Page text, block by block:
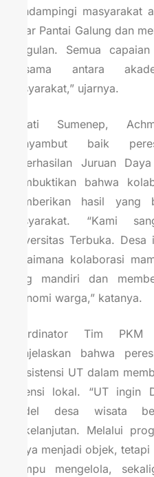
mendampingi
besar Pantai Galung dan
unggulan. Semua
bersama antara
masyarakat,” ujarnya.
Bupati Sumenep,
menyambut baik
keberhasilan Juruan
membuktikan bahwa
memberikan hasil yang
masyarakat. “Kami
Universitas Terbuka.
bagaimana kolaborasi
yang mandiri dan
ekonomi warga,” katanya.
Koordinator Tim
menjelaskan bahwa
konsistensi UT dalam
potensi lokal. “UT ingin
model desa wisata
berkelanjutan. Melalui
hanya menjadi objek,
mampu mengelola,